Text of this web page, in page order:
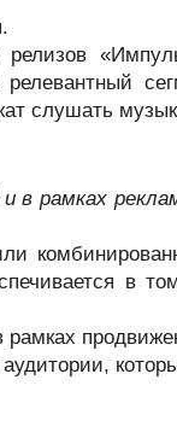
релизов
слушать
рамках
в